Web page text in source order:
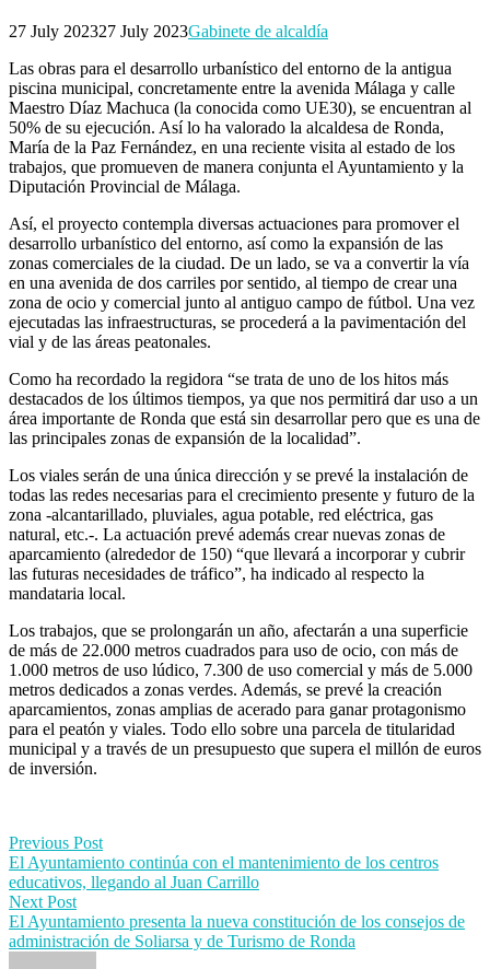
27 July 202327 July 2023Gabinete de alcaldía
Las obras para el desarrollo urbanístico del entorno de la antigua
piscina municipal, concretamente entre la avenida Málaga y calle
Maestro Díaz Machuca (la conocida como UE30), se encuentran al
50% de su ejecución. Así lo ha valorado la alcaldesa de Ronda,
María de la Paz Fernández, en una reciente visita al estado de los
trabajos, que promueven de manera conjunta el Ayuntamiento y la
Diputación Provincial de Málaga.
Así, el proyecto contempla diversas actuaciones para promover el
desarrollo urbanístico del entorno, así como la expansión de las
zonas comerciales de la ciudad. De un lado, se va a convertir la vía
en una avenida de dos carriles por sentido, al tiempo de crear una
zona de ocio y comercial junto al antiguo campo de fútbol. Una vez
ejecutadas las infraestructuras, se procederá a la pavimentación del
vial y de las áreas peatonales.
Como ha recordado la regidora “se trata de uno de los hitos más
destacados de los últimos tiempos, ya que nos permitirá dar uso a un
área importante de Ronda que está sin desarrollar pero que es una de
las principales zonas de expansión de la localidad”.
Los viales serán de una única dirección y se prevé la instalación de
todas las redes necesarias para el crecimiento presente y futuro de la
zona -alcantarillado, pluviales, agua potable, red eléctrica, gas
natural, etc.-. La actuación prevé además crear nuevas zonas de
aparcamiento (alrededor de 150) “que llevará a incorporar y cubrir
las futuras necesidades de tráfico”, ha indicado al respecto la
mandataria local.
Los trabajos, que se prolongarán un año, afectarán a una superficie
de más de 22.000 metros cuadrados para uso de ocio, con más de
1.000 metros de uso lúdico, 7.300 de uso comercial y más de 5.000
metros dedicados a zonas verdes. Además, se prevé la creación
aparcamientos, zonas amplias de acerado para ganar protagonismo
para el peatón y viales. Todo ello sobre una parcela de titularidad
municipal y a través de un presupuesto que supera el millón de euros
de inversión.
Post
navigation
Previous Post
El Ayuntamiento continúa con el mantenimiento de los centros
educativos, llegando al Juan Carrillo
Next Post
El Ayuntamiento presenta la nueva constitución de los consejos de
administración de Soliarsa y de Turismo de Ronda